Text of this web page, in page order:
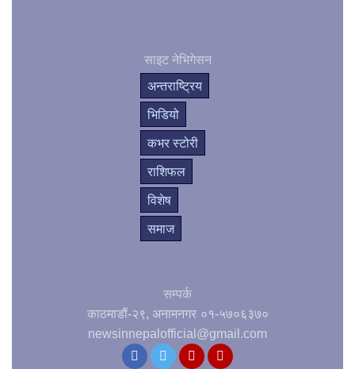
साइट नेभिगेसन
अन्तराष्ट्रिय
भिडियो
कभर स्टोरी
राशिफल
विशेष
समाज
सम्पर्क
काठमाडौं-२९, अनामनगर ०१-५७०६३७०
newsinnepalofficial@gmail.com